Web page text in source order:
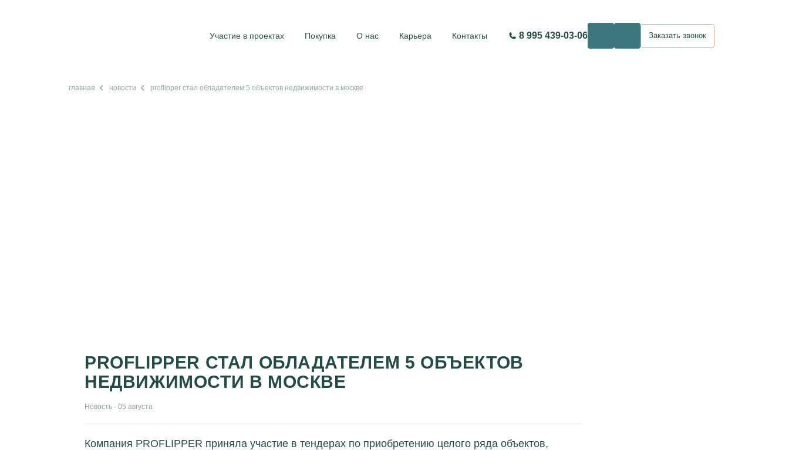
Участие в проектах Покупка О нас Карьера Контакты 8 995 439-03-06 Заказать звонок
главная новости proflipper стал обладателем 5 объектов недвижимости в москве
PROFLIPPER СТАЛ ОБЛАДАТЕЛЕМ 5 ОБЪЕКТОВ
НЕДВИЖИМОСТИ В МОСКВЕ
Новость · 05 августа
Компания PROFLIPPER приняла участие в тендерах по приобретению целого ряда объектов,